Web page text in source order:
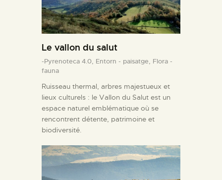
Le vallon du salut
-Pyrenoteca 4.0, Entorn - paisatge, Flora -
fauna
Ruisseau thermal, arbres majestueux et
lieux culturels : le Vallon du Salut est un
espace naturel emblématique où se
rencontrent détente, patrimoine et
biodiversité.